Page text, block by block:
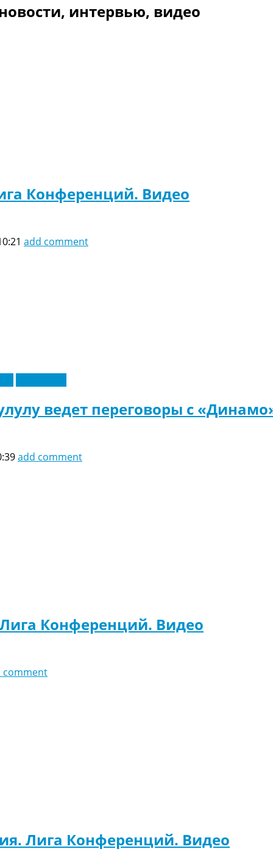
интервью, видео
Конференций. Видео
add comment
ведет переговоры с
add comment
Конференций. Видео
comment
Лига Конференций. Видео